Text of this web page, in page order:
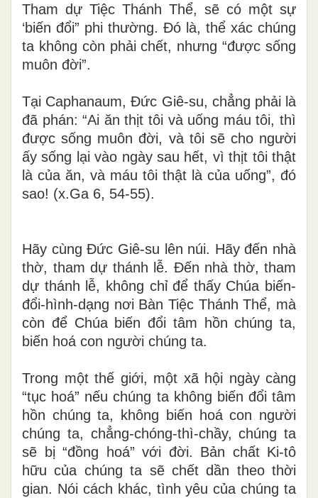
Tham dự Tiệc Thánh Thể, sẽ có một sự
‘biến đổi” phi thường. Đó là, thể xác chúng
ta không còn phải chết, nhưng “được sống
muôn đời”.
Tại Caphanaum, Đức Giê-su, chẳng phải là
đã phán: “Ai ăn thịt tôi và uống máu tôi, thì
được sống muôn đời, và tôi sẽ cho người
ấy sống lại vào ngày sau hết, vì thịt tôi thật
là của ăn, và máu tôi thật là của uống”, đó
sao! (x.Ga 6, 54-55).
Hãy cùng Đức Giê-su lên núi. Hãy đến nhà
thờ, tham dự thánh lễ. Đến nhà thờ, tham
dự thánh lễ, không chỉ để thấy Chúa biến-
đổi-hình-dạng nơi Bàn Tiệc Thánh Thể, mà
còn để Chúa biến đổi tâm hồn chúng ta,
biến hoá con người chúng ta.
Trong một thế giới, một xã hội ngày càng
“tục hoá” nếu chúng ta không biến đổi tâm
hồn chúng ta, không biến hoá con người
chúng ta, chẳng-chóng-thì-chầy, chúng ta
sẽ bị “đồng hoá” với đời. Bản chất Ki-tô
hữu của chúng ta sẽ chết dần theo thời
gian. Nói cách khác, tình yêu của chúng ta